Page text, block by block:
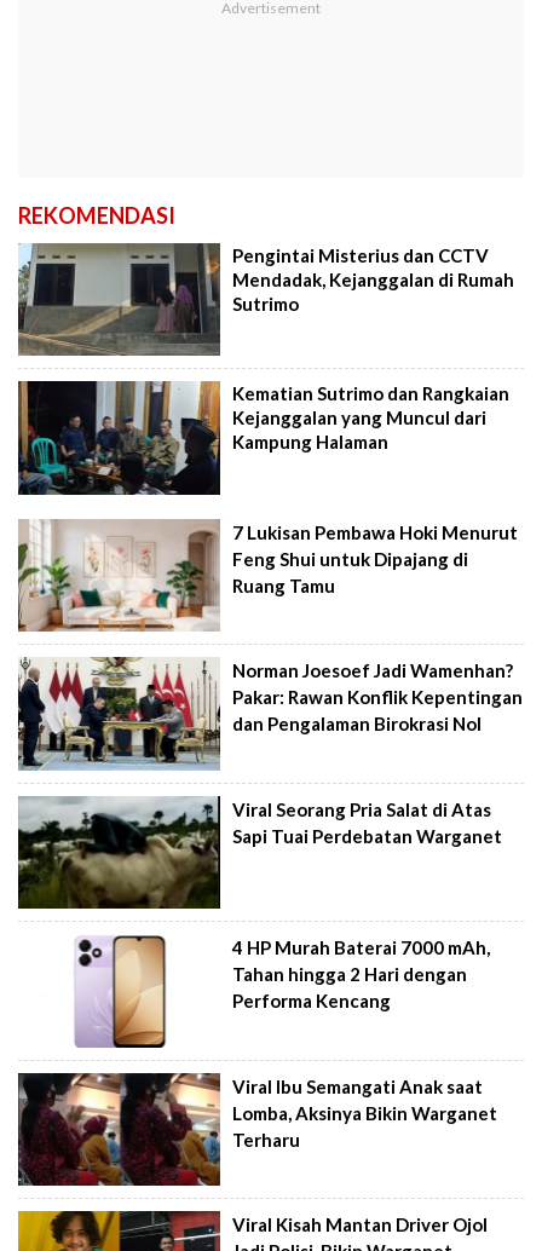
REKOMENDASI
Pengintai Misterius dan CCTV
Mendadak, Kejanggalan di Rumah
Sutrimo
Kematian Sutrimo dan Rangkaian
Kejanggalan yang Muncul dari
Kampung Halaman
7 Lukisan Pembawa Hoki Menurut
Feng Shui untuk Dipajang di
Ruang Tamu
Norman Joesoef Jadi Wamenhan?
Pakar: Rawan Konflik Kepentingan
dan Pengalaman Birokrasi Nol
Viral Seorang Pria Salat di Atas
Sapi Tuai Perdebatan Warganet
4 HP Murah Baterai 7000 mAh,
Tahan hingga 2 Hari dengan
Performa Kencang
Viral Ibu Semangati Anak saat
Lomba, Aksinya Bikin Warganet
Terharu
Viral Kisah Mantan Driver Ojol